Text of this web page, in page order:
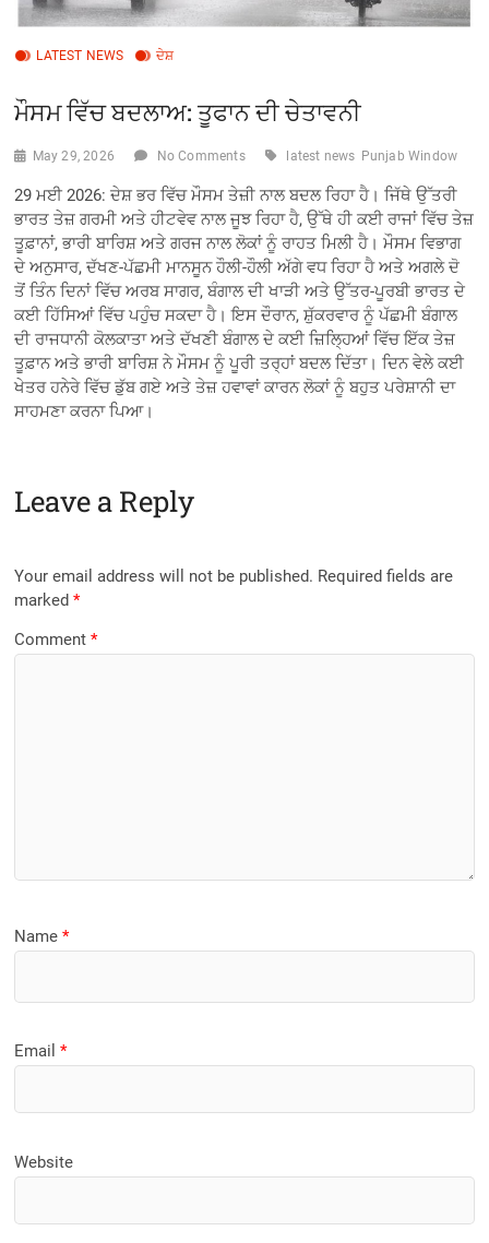
LATEST NEWS ਦੇਸ਼
ਮੌਸਮ ਵਿੱਚ ਬਦਲਾਅ: ਤੂਫਾਨ ਦੀ ਚੇਤਾਵਨੀ
May 29, 2026 No Comments latest news Punjab Window
29 ਮਈ 2026: ਦੇਸ਼ ਭਰ ਵਿੱਚ ਮੌਸਮ ਤੇਜ਼ੀ ਨਾਲ ਬਦਲ ਰਿਹਾ ਹੈ। ਜਿੱਥੇ ਉੱਤਰੀ
ਭਾਰਤ ਤੇਜ਼ ਗਰਮੀ ਅਤੇ ਹੀਟਵੇਵ ਨਾਲ ਜੂਝ ਰਿਹਾ ਹੈ, ਉੱਥੇ ਹੀ ਕਈ ਰਾਜਾਂ ਵਿੱਚ ਤੇਜ਼
ਤੂਫ਼ਾਨਾਂ, ਭਾਰੀ ਬਾਰਿਸ਼ ਅਤੇ ਗਰਜ ਨਾਲ ਲੋਕਾਂ ਨੂੰ ਰਾਹਤ ਮਿਲੀ ਹੈ। ਮੌਸਮ ਵਿਭਾਗ
ਦੇ ਅਨੁਸਾਰ, ਦੱਖਣ-ਪੱਛਮੀ ਮਾਨਸੂਨ ਹੌਲੀ-ਹੌਲੀ ਅੱਗੇ ਵਧ ਰਿਹਾ ਹੈ ਅਤੇ ਅਗਲੇ ਦੋ
ਤੋਂ ਤਿੰਨ ਦਿਨਾਂ ਵਿੱਚ ਅਰਬ ਸਾਗਰ, ਬੰਗਾਲ ਦੀ ਖਾੜੀ ਅਤੇ ਉੱਤਰ-ਪੂਰਬੀ ਭਾਰਤ ਦੇ
ਕਈ ਹਿੱਸਿਆਂ ਵਿੱਚ ਪਹੁੰਚ ਸਕਦਾ ਹੈ। ਇਸ ਦੌਰਾਨ, ਸ਼ੁੱਕਰਵਾਰ ਨੂੰ ਪੱਛਮੀ ਬੰਗਾਲ
ਦੀ ਰਾਜਧਾਨੀ ਕੋਲਕਾਤਾ ਅਤੇ ਦੱਖਣੀ ਬੰਗਾਲ ਦੇ ਕਈ ਜ਼ਿਲ੍ਹਿਆਂ ਵਿੱਚ ਇੱਕ ਤੇਜ਼
ਤੂਫ਼ਾਨ ਅਤੇ ਭਾਰੀ ਬਾਰਿਸ਼ ਨੇ ਮੌਸਮ ਨੂੰ ਪੂਰੀ ਤਰ੍ਹਾਂ ਬਦਲ ਦਿੱਤਾ। ਦਿਨ ਵੇਲੇ ਕਈ
ਖੇਤਰ ਹਨੇਰੇ ਵਿੱਚ ਡੁੱਬ ਗਏ ਅਤੇ ਤੇਜ਼ ਹਵਾਵਾਂ ਕਾਰਨ ਲੋਕਾਂ ਨੂੰ ਬਹੁਤ ਪਰੇਸ਼ਾਨੀ ਦਾ
ਸਾਹਮਣਾ ਕਰਨਾ ਪਿਆ।
Leave a Reply
Your email address will not be published. Required fields are
marked*
Comment*
Name*
Email*
Website